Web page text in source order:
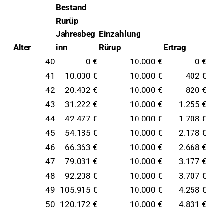
Alter
Bestand
Rurüp
Jahresbeg
inn
Einzahlung
Rürup
Ertrag
40
0 € 10.000 €
0 €
41
10.000 € 10.000 €
402 €
42
20.402 € 10.000 €
820 €
43
31.222 € 10.000 €
1.255 €
44
42.477 € 10.000 €
1.708 €
45
54.185 € 10.000 €
2.178 €
46
66.363 € 10.000 €
2.668 €
47
79.031 € 10.000 €
3.177 €
48
92.208 € 10.000 €
3.707 €
49 105.915 € 10.000 €
4.258 €
50 120.172 € 10.000 €
4.831 €